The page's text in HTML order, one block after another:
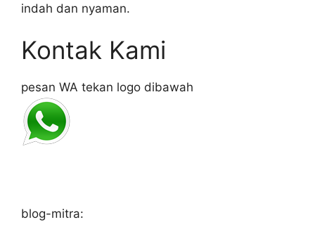
indah dan nyaman.
Kontak Kami
pesan WA tekan logo dibawah
blog-mitra: